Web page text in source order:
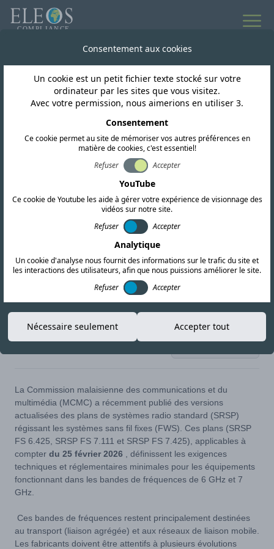
Malaisie
La Malaisie met à jour
ses plans pour le
système radio standard
dans les bandes 6 GHz
et 7 GHz.
La Commission malaisienne des communications et du
multimédia (MCMC) a récemment publié des versions
actualisées des plans de systèmes radio standard (SRSP)
régissant les systèmes sans fil fixes (FWS). Ces plans (SRSP
FS 6.425, SRSP FS 7.111 et SRSP FS 7.425), applicables à
compter du 25 février 2026 , définissent les exigences
techniques et réglementaires minimales pour les équipements
fonctionnant dans les bandes de fréquences de 6 GHz et 7
GHz.
Ces bandes de fréquences restent principalement destinées
au transport (liaison agrégée) et aux réseaux de liaison mobile.
Les fabricants doivent être attentifs à plusieurs évolutions
Consentement aux cookies
Un cookie est un petit fichier texte stocké sur votre
ordinateur par les sites que vous visitez.
Avec votre permission, nous aimerions en utiliser 3.
Consentement
Ce cookie permet au site de mémoriser vos autres préférences en
matière de cookies, c'est essentiel!
Refuser
Accepter
YouTube
Ce cookie de Youtube les aide à gérer votre expérience de visionnage des
vidéos sur notre site.
Refuser
Accepter
Analytique
Un cookie d'analyse nous fournit des informations sur le trafic du site et
les interactions des utilisateurs, afin que nous puissions améliorer le site.
Refuser
Accepter
Nécessaire seulement Accepter tout